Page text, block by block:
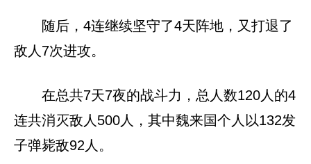
随后，4连继续坚守了4天阵地，又打退了
敌人7次进攻。
在总共7天7夜的战斗力，总人数120人的4
连共消灭敌人500人，其中魏来国个人以132发
子弹毙敌92人。